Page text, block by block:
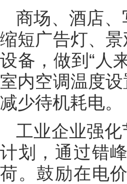
商场、酒店
缩短广告灯、
设备，做到“人
室内空调温度
减少待机耗电。
工业企业强
计划，通过错
荷。鼓励在电